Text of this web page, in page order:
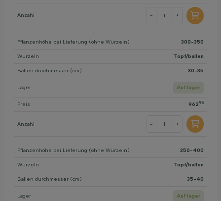
Anzahl - +
Pflanzenhöhe bei Lieferung (ohne Wurzeln) 300-350
Wurzeln Topf/ballen
Ballen durchmesser (cm) 30-35
Lager Auf lager
Preis 962 95
Anzahl - +
Pflanzenhöhe bei Lieferung (ohne Wurzeln) 350-400
Wurzeln Topf/ballen
Ballen durchmesser (cm) 35-40
Lager Auf lager